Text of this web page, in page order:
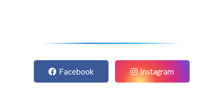
Facebook Instagram